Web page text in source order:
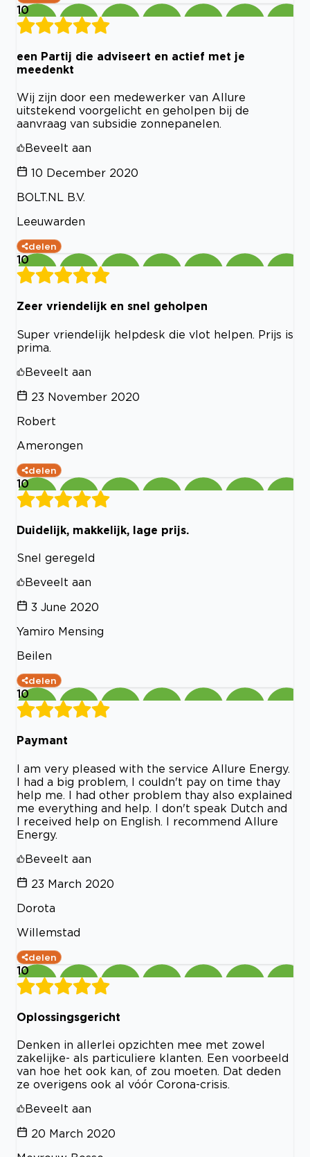
10
een Partij die adviseert en actief met je
meedenkt
Wij zijn door een medewerker van Allure
uitstekend voorgelicht en geholpen bij de
aanvraag van subsidie zonnepanelen.
Beveelt aan
10 December 2020
BOLT.NL B.V.
Leeuwarden
delen
10
Zeer vriendelijk en snel geholpen
Super vriendelijk helpdesk die vlot helpen. Prijs is
prima.
Beveelt aan
23 November 2020
Robert
Amerongen
delen
10
Duidelijk, makkelijk, lage prijs.
Snel geregeld
Beveelt aan
3 June 2020
Yamiro Mensing
Beilen
delen
10
Paymant
I am very pleased with the service Allure Energy.
I had a big problem, I couldn't pay on time thay
help me. I had other problem thay also explained
me everything and help. I don't speak Dutch and
I received help on English. I recommend Allure
Energy.
Beveelt aan
23 March 2020
Dorota
Willemstad
delen
10
Oplossingsgericht
Denken in allerlei opzichten mee met zowel
zakelijke- als particuliere klanten. Een voorbeeld
van hoe het ook kan, of zou moeten. Dat deden
ze overigens ook al vóór Corona-crisis.
Beveelt aan
20 March 2020